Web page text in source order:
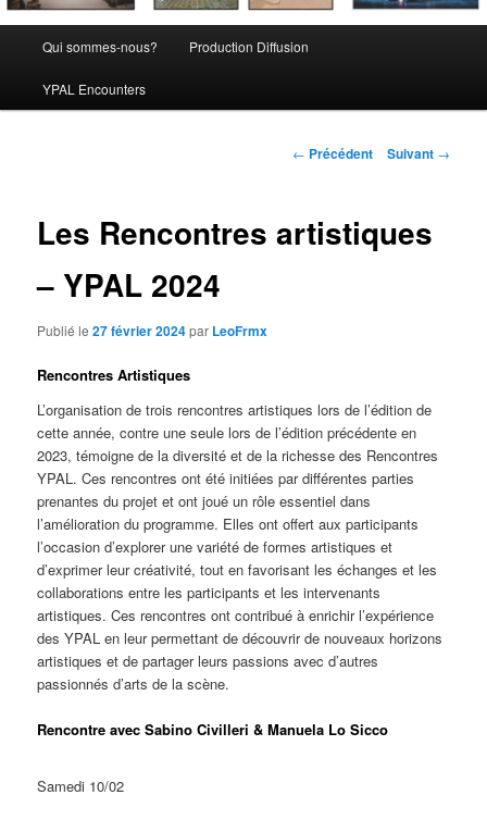
principal
Qui sommes-nous? Production Diffusion
YPAL Encounters
Navigation
← Précédent Suivant →
Les Rencontres artistiques
– YPAL 2024
Publié le27 février 2024par LeoFrmx
Rencontres Artistiques
L’organisation de trois rencontres artistiques lors de l’édition de
cette année, contre une seule lors de l’édition précédente en
2023, témoigne de la diversité et de la richesse des Rencontres
YPAL. Ces rencontres ont été initiées par différentes parties
prenantes du projet et ont joué un rôle essentiel dans
l’amélioration du programme. Elles ont offert aux participants
l’occasion d’explorer une variété de formes artistiques et
d’exprimer leur créativité, tout en favorisant les échanges et les
collaborations entre les participants et les intervenants
artistiques. Ces rencontres ont contribué à enrichir l’expérience
des YPAL en leur permettant de découvrir de nouveaux horizons
artistiques et de partager leurs passions avec d’autres
passionnés d’arts de la scène.
Rencontre avec Sabino Civilleri & Manuela Lo Sicco
Samedi 10/02